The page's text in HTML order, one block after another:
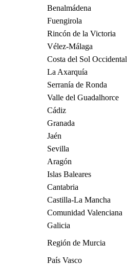
Benalmádena
Fuengirola
Rincón de la Victoria
Vélez-Málaga
Costa del Sol Occidental
La Axarquía
Serranía de Ronda
Valle del Guadalhorce
Cádiz
Granada
Jaén
Sevilla
Aragón
Islas Baleares
Cantabria
Castilla-La Mancha
Comunidad Valenciana
Galicia
Región de Murcia
País Vasco